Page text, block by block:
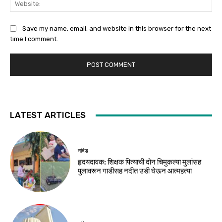
Save my name, email, and website in this browser for the next
time I comment.
LATEST ARTICLES
नांदेड
हृदयदावक: शिक्षक पित्याची दोन चिमुकल्या मुलांसह
पुलावरून गाडीसह नदीत उडी घेऊन आत्महत्या